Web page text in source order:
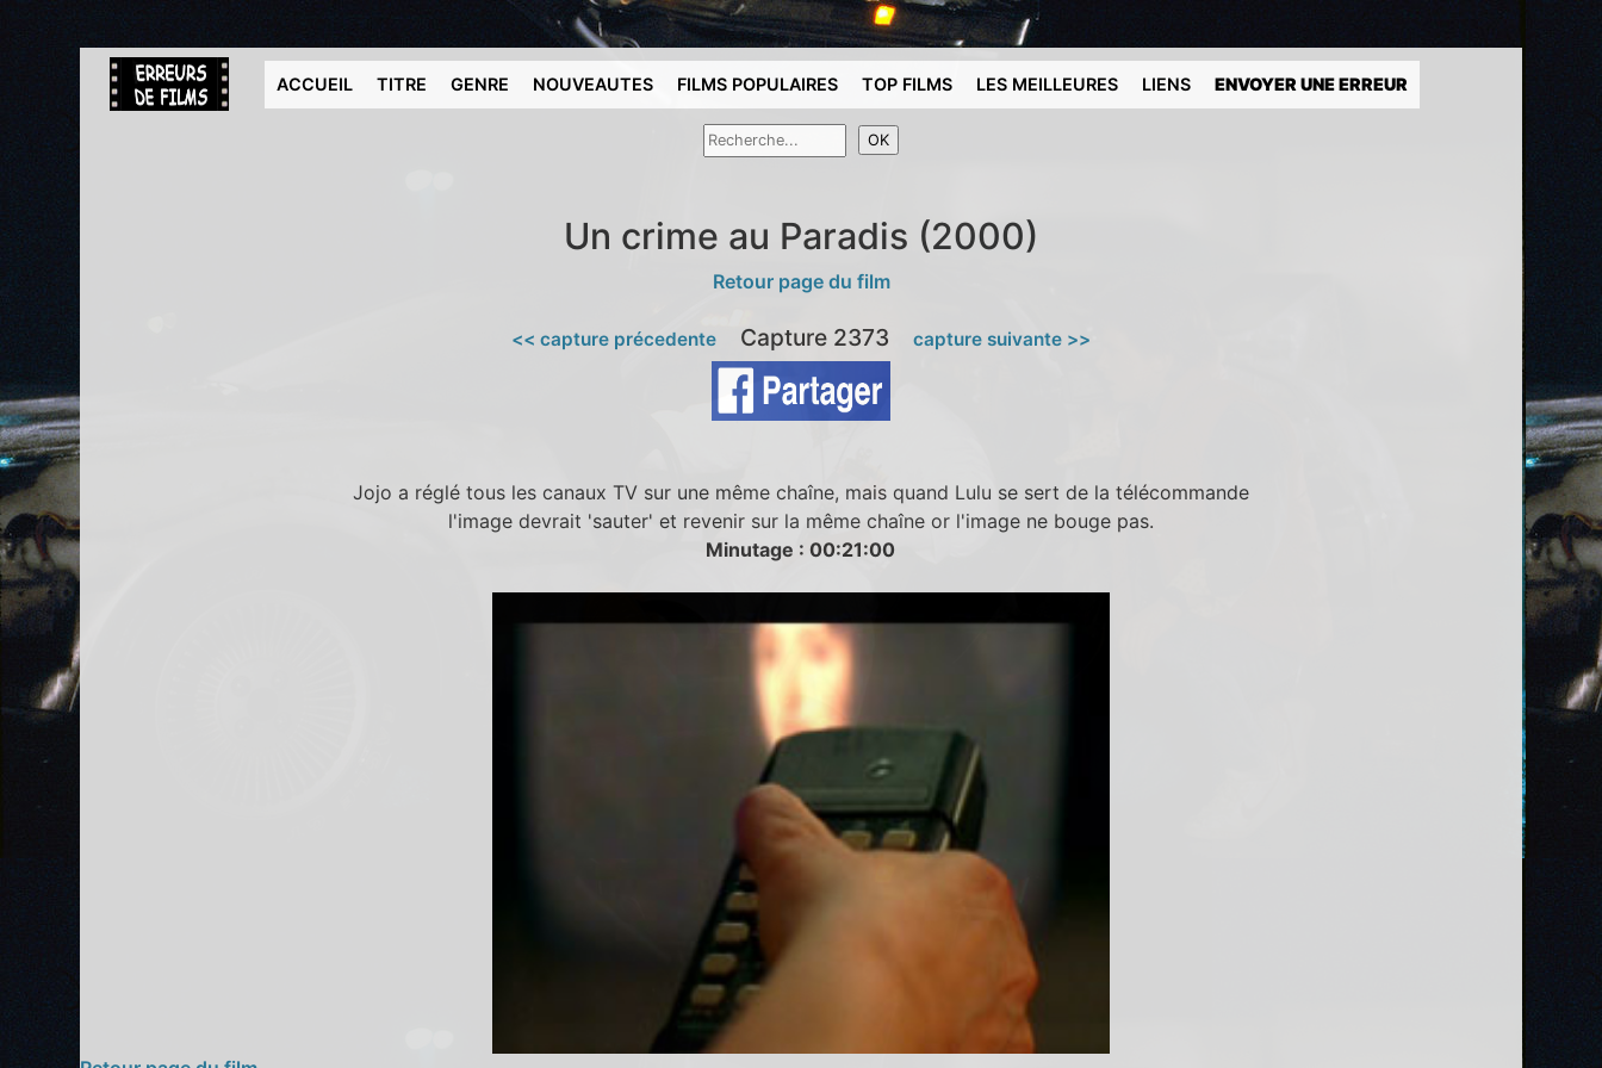
ACCUEIL TITRE GENRE NOUVEAUTES FILMS POPULAIRES TOP FILMS LES MEILLEURES LIENS ENVOYER UNE ERREUR
Un crime au Paradis (2000)
Retour page du film
<< capture précedente Capture 2373 capture suivante >>
Jojo a réglé tous les canaux TV sur une même chaîne, mais quand Lulu se sert de la télécommande
l'image devrait 'sauter' et revenir sur la même chaîne or l'image ne bouge pas.
Minutage : 00:21:00